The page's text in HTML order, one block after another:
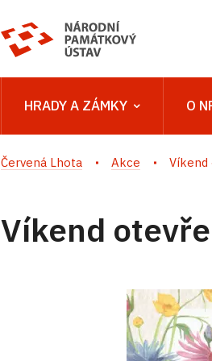
HRADY A ZÁMKY O
Červená Lhota Akce Víkend
Víkend